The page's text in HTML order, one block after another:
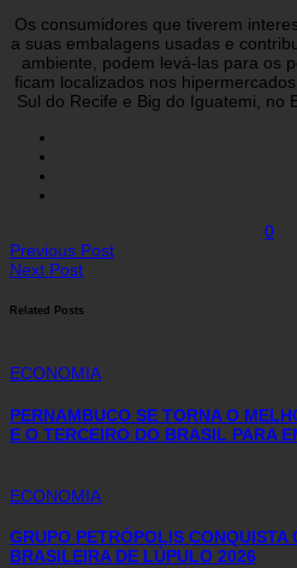
Os consumidores que tiverem
a suas embalagens usadas e
ambiente, podem levá-las para os
ficam localizados nos
Sul do Recife e Big do Iguatemi, no
0
Previous Post
Next Post
Related Posts
ECONOMIA
PERNAMBUCO SE TORNA O
E O TERCEIRO DO BRASIL PARA
ECONOMIA
GRUPO PETRÓPOLIS CONQUISTA
BRASILEIRA DE LÚPULO 2026